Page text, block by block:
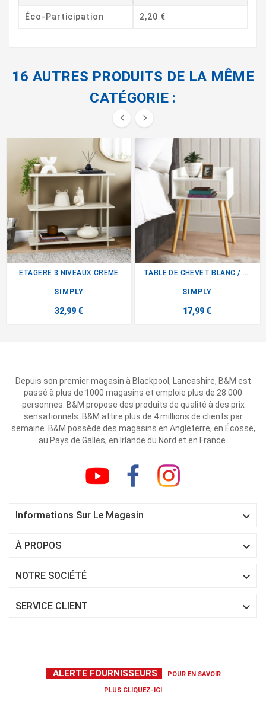
Éco-Participation 2,20 €
16 AUTRES PRODUITS DE LA MÊME
CATÉGORIE :
 
ETAGERE 3 NIVEAUX CREME
SIMPLY
32,99 €
TABLE DE CHEVET BLANC / BOIS
SIMPLY
17,99 €
Depuis son premier magasin à Blackpool, Lancashire, B&M est
passé à plus de 1000 magasins et emploie plus de 28 000
personnes. B&M propose des produits de qualité à des prix
sensationnels. B&M attire plus de 4 millions de clients par
semaine. B&M possède des magasins en Angleterre, en Écosse,
au Pays de Galles, en Irlande du Nord et en France.
Informations Sur Le Magasin 
À PROPOS 
NOTRE SOCIÉTÉ 
SERVICE CLIENT 
ALERTE FOURNISSEURS POUR EN SAVOIR
PLUS CLIQUEZ-ICI